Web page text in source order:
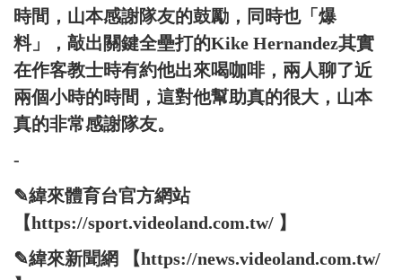
時間，山本感謝隊友的鼓勵，同時也「爆
料」，敲出關鍵全壘打的Kike Hernandez其實
在作客教士時有約他出來喝咖啡，兩人聊了近
兩個小時的時間，這對他幫助真的很大，山本
真的非常感謝隊友。
-
✎緯來體育台官方網站
【https://sport.videoland.com.tw/ 】
✎緯來新聞網 【https://news.videoland.com.tw/